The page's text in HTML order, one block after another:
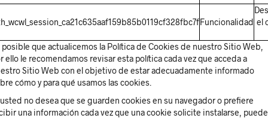
Funcionalidad el
posible que actualicemos la Política de Cookies de nuestro Sitio Web,
ello le recomendamos revisar esta política cada vez que acceda a
Sitio Web con el objetivo de estar adecuadamente informado
cómo y para qué usamos las cookies.
no desea que se guarden cookies en su navegador o prefiere
una información cada vez que una cookie solicite instalarse, puede